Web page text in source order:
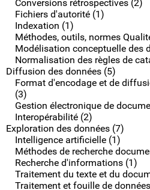
Conversions rétrospectives (2)
Fichiers d'autorité (1)
Indexation (1)
Méthodes, outils, normes
Modélisation conceptuelle des
Normalisation des règles de
Diffusion des données (5)
Format d'encodage et de
(3)
Gestion électronique de
Interopérabilité (2)
Exploration des données (7)
Intelligence artificielle (1)
Méthodes de recherche
Recherche d'informations (1)
Traitement du texte et du
Traitement et fouille de